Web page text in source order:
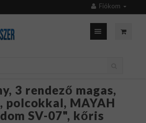
Fiókom
3 rendező magas,
MAYAH
SV-07", kőris